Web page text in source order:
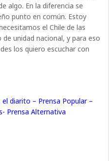
algo. En la diferencia se
punto en común. Estoy
el Chile de las
unidad nacional, y para eso
los quiero escuchar con
diarito – Prensa Popular –
Prensa Alternativa